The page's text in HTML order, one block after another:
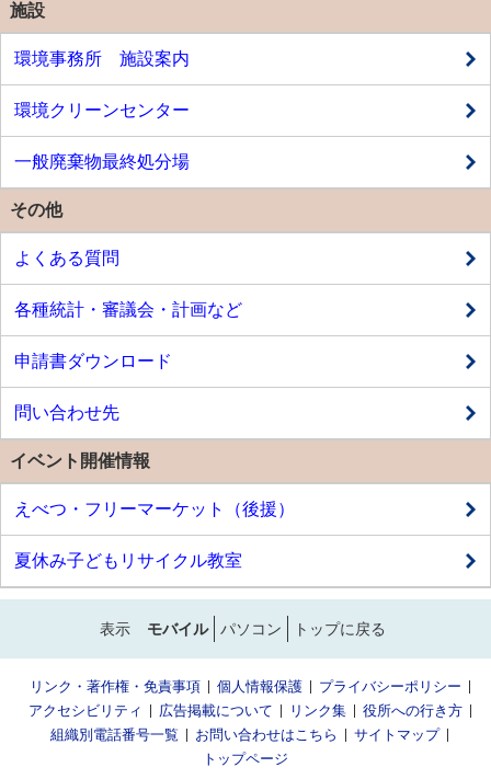
施設
環境事務所 施設案内
環境クリーンセンター
一般廃棄物最終処分場
その他
よくある質問
各種統計・審議会・計画など
申請書ダウンロード
問い合わせ先
イベント開催情報
えべつ・フリーマーケット（後援）
夏休み子どもリサイクル教室
表示 モバイル パソコン トップに戻る
リンク・著作権・免責事項 個人情報保護
プライバシーポリシー
アクセシビリティ
広告掲載について リンク集
役所への行き方
組織別電話番号一覧
お問い合わせはこちら
サイトマップ
トップページ